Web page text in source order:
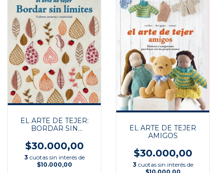
EL ARTE DE TEJER:
BORDAR SIN
$30.000,00
3 cuotas sin interés de
$10.000,00
EL ARTE DE TEJER
AMIGOS
$30.000,00
3 cuotas sin interés de